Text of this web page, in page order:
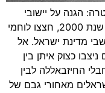
בלבנון 1985-2000 המטרה: הגנה על יישובי
הצפוןבמשך 15 שנים, משנת 1985, ועד שנת 2000, חצצו לוחמי
מדינת ישראל. אל
כצוק איתן בין
החיזבאללה לבין
מאחורי גבם של